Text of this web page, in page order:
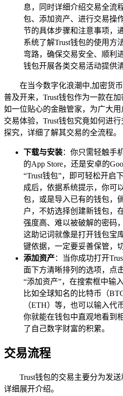
息，同时详细介绍交易全流
包、添加资产、进行交易操
节的具体步骤和注意事项，
系统了解Trust钱包的使用方
弯路，确保交易安全、顺利
钱包开展各类交易活动提供
在当今数字化浪潮中,加密货
普及开来，Trust钱包作为一款在
如一位贴心的金融管家，为广大
交易体验，Trust钱包究竟如何进
探究，详细了解其交易的全流程。
下载与安装：你只需轻触手
的App Store，还是安卓的
“Trust钱包”，即可轻松开启
成后，依据系统提示，你可
包，或是导入已有的钱包，
户，不妨选择创建新钱包，
强度高、难以被破解的密码
这助记词就像是打开钱包宝
键依据，一定要妥善保管，
添加资产：当你成功打开
面下方清晰排列的选项，点
“添加资产”，在搜索框中输
比如全球知名的比特币（
（ETH）等，也可以输入代
你就能在钱包中直观地看到
了自己数字财富的积累。
交易流程
Trust钱包的交易主要分为发
详细展开介绍。